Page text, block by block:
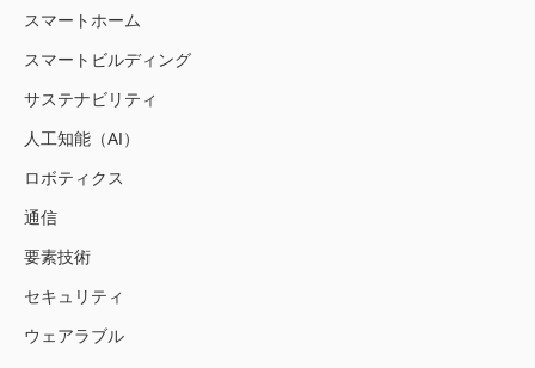
スマートホーム
スマートビルディング
サステナビリティ
人工知能（AI）
ロボティクス
通信
要素技術
セキュリティ
ウェアラブル